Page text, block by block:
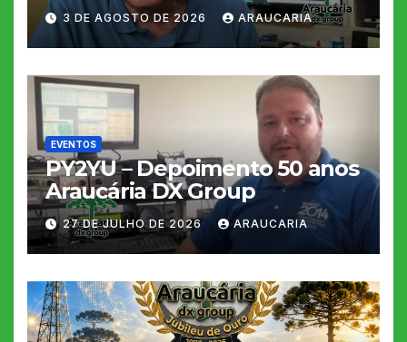
3 DE AGOSTO DE 2026 ARAUCARIA
EVENTOS
PY2YU – Depoimento 50 anos
Araucária DX Group
27 DE JULHO DE 2026 ARAUCARIA